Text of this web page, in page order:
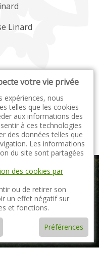
Linard
votre vie privée
expériences, nous
telles que les cookies
aux informations des
à ces technologies
des données telles que
Les informations
du site sont partagées
des cookies par
ou de retirer son
un effet négatif sur
et fonctions.
Préférences